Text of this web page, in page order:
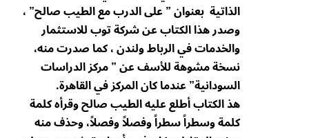
الذاتية بعنوان ” على الدرب مع الطيب صالح” ،
وصدر هذا الكتاب عن شركة توب للاستثمار
والخدمات في الرباط ولندن ، كما صدرت منه،
نسخة مشوهة للأسف عن ” مركز الدراسات
السودانية” عندما كان المركز في القاهرة.
هذ الكتاب أطلع عليه الطيب صالح وقرأه كلمة
كلمة وسطراً سطراً وفصلاً وفصلاً، وحذف منه